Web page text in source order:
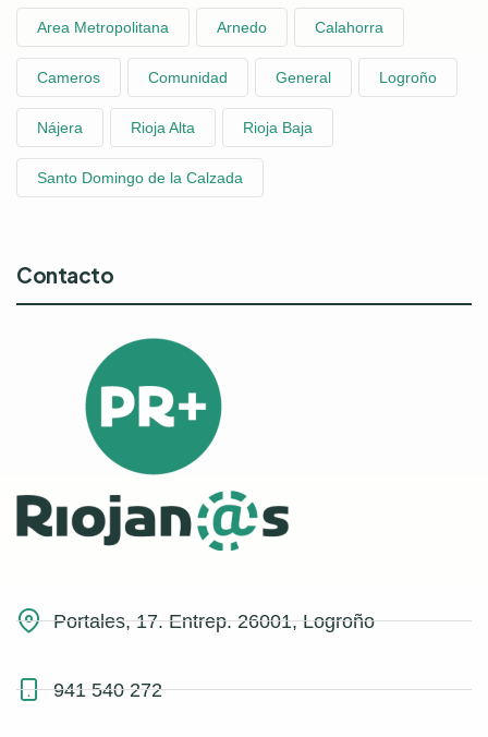
Area Metropolitana Arnedo Calahorra
Cameros Comunidad General Logroño
Nájera Rioja Alta Rioja Baja
Santo Domingo de la Calzada
Contacto
Portales, 17. Entrep. 26001, Logroño
941 540 272